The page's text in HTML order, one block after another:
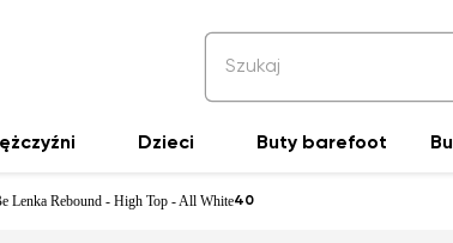
Dzieci Buty barefoot
Lenka Rebound - High Top - All White40